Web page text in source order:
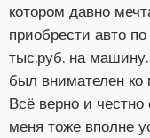
котором давно
приобрести авто
тыс.руб. на
был внимателен ко
Всё верно и
меня тоже вполне